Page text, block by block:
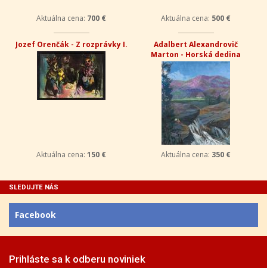
Aktuálna cena: 700 € Aktuálna cena: 500 €
Jozef Orenčák - Z rozprávky I.
Aktuálna cena: 150 €
Adalbert Alexandrovič
Marton - Horská dedina
Aktuálna cena: 350 €
SLEDUJTE NÁS
Facebook
Prihláste sa k odberu noviniek